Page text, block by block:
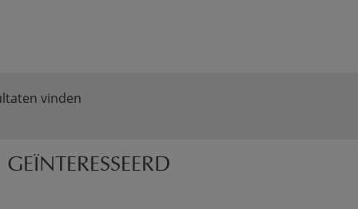
vinden